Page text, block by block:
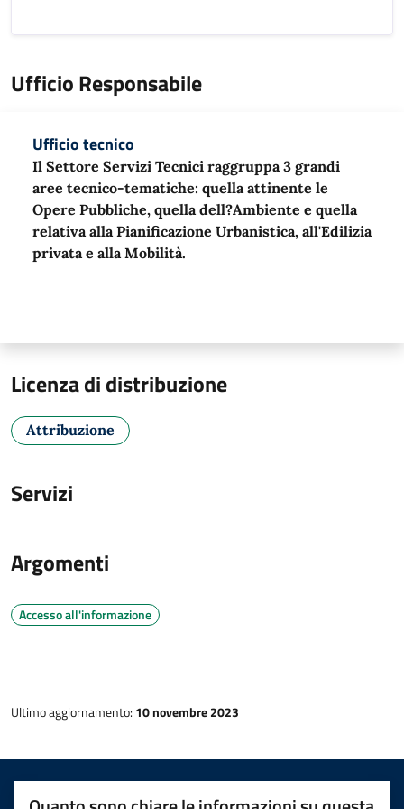
Ufficio Responsabile
Ufficio tecnico
Il Settore Servizi Tecnici raggruppa 3 grandi
aree tecnico-tematiche: quella attinente le
Opere Pubbliche, quella dell?Ambiente e quella
relativa alla Pianificazione Urbanistica, all'Edilizia
privata e alla Mobilità.
Licenza di distribuzione
Attribuzione
Servizi
Argomenti
Accesso all'informazione
Ultimo aggiornamento: 10 novembre 2023